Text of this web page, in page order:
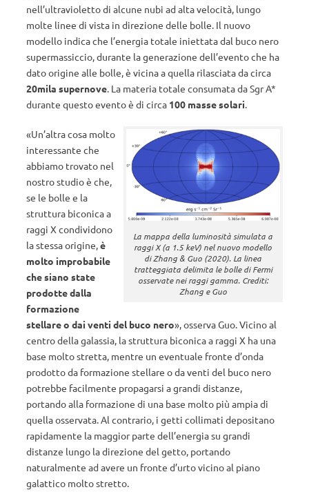
nell’ultravioletto di alcune nubi ad alta velocità, lungo
molte linee di vista in direzione delle bolle. Il nuovo
modello indica che l’energia totale iniettata dal buco nero
supermassiccio, durante la generazione dell’evento che ha
dato origine alle bolle, è vicina a quella rilasciata da circa
20mila supernove. La materia totale consumata da Sgr A*
durante questo evento è di circa 100 masse solari.
La mappa della luminosità simulata a
raggi X (a 1.5 keV) nel nuovo modello
di Zhang & Guo (2020). La linea
tratteggiata delimita le bolle di Fermi
osservate nei raggi gamma. Crediti:
Zhang e Guo
«Un’altra cosa molto
interessante che
abbiamo trovato nel
nostro studio è che,
se le bolle e la
struttura biconica a
raggi X condividono
la stessa origine,è
molto improbabile
che siano state
prodotte dalla
formazione
stellare o dai venti del buco nero», osserva Guo. Vicino al
centro della galassia, la struttura biconica a raggi X ha una
base molto stretta, mentre un eventuale fronte d’onda
prodotto da formazione stellare o da venti del buco nero
potrebbe facilmente propagarsi a grandi distanze,
portando alla formazione di una base molto più ampia di
quella osservata. Al contrario, i getti collimati depositano
rapidamente la maggior parte dell’energia su grandi
distanze lungo la direzione del getto, portando
naturalmente ad avere un fronte d’urto vicino al piano
galattico molto stretto.